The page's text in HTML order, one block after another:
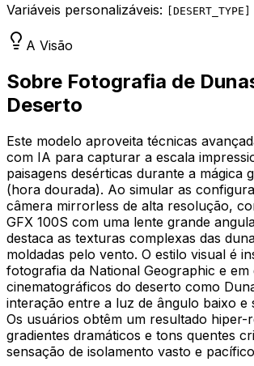
Variáveis personalizáveis:
DESERT_TYPE
A Visão
Sobre Fotografia de
Deserto
Este modelo aproveita técnicas
com IA para capturar a escala
paisagens desérticas durante a mágica
(hora dourada). Ao simular as
câmera mirrorless de alta resolução,
GFX 100S com uma lente grande
destaca as texturas complexas das
moldadas pelo vento. O estilo visual é
fotografia da National Geographic e em
cinematográficos do deserto como
interação entre a luz de ângulo baixo e
Os usuários obtêm um resultado hiper-
gradientes dramáticos e tons quentes
sensação de isolamento vasto e